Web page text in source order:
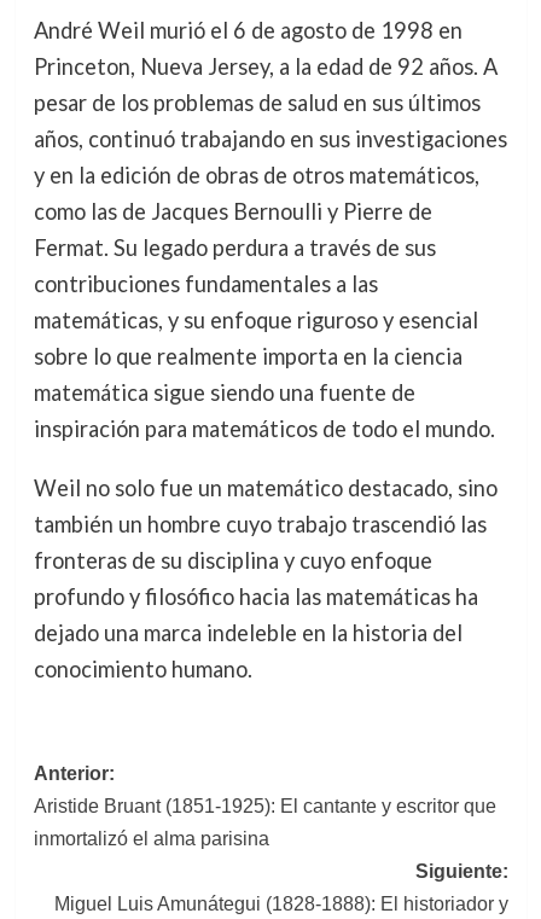
André Weil murió el 6 de agosto de 1998 en
Princeton, Nueva Jersey, a la edad de 92 años. A
pesar de los problemas de salud en sus últimos
años, continuó trabajando en sus investigaciones
y en la edición de obras de otros matemáticos,
como las de Jacques Bernoulli y Pierre de
Fermat. Su legado perdura a través de sus
contribuciones fundamentales a las
matemáticas, y su enfoque riguroso y esencial
sobre lo que realmente importa en la ciencia
matemática sigue siendo una fuente de
inspiración para matemáticos de todo el mundo.
Weil no solo fue un matemático destacado, sino
también un hombre cuyo trabajo trascendió las
fronteras de su disciplina y cuyo enfoque
profundo y filosófico hacia las matemáticas ha
dejado una marca indeleble en la historia del
conocimiento humano.
Navegación
de
Anterior:
Aristide Bruant (1851-1925): El cantante y escritor que
inmortalizó el alma parisina
Siguiente:
Miguel Luis Amunátegui (1828-1888): El historiador y